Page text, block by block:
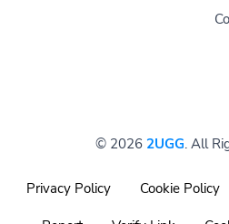
© 2026 2UGG. All
Privacy Policy Cookie Policy